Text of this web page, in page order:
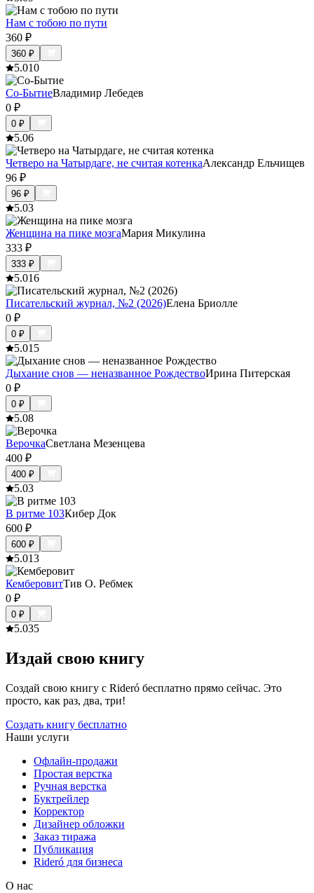
Нам с тобою по пути
360 ₽
360 ₽
5.010
Со-БытиеВладимир Лебедев
0 ₽
0 ₽
5.06
Четверо на Чатырдаге, не считая котенкаАлександр Ельчищев
96 ₽
96 ₽
5.03
Женщина на пике мозгаМария Микулина
333 ₽
333 ₽
5.016
Писательский журнал, №2 (2026)Елена Бриолле
0 ₽
0 ₽
5.015
Дыхание снов — неназванное РождествоИрина Питерская
0 ₽
0 ₽
5.08
ВерочкаСветлана Мезенцева
400 ₽
400 ₽
5.03
В ритме 103Кибер Док
600 ₽
600 ₽
5.013
КемберовитТив О. Ребмек
0 ₽
0 ₽
5.035
Издай свою книгу
Создай свою книгу с Rideró бесплатно прямо сейчас. Это
просто, как раз, два, три!
Создать книгу бесплатно
Наши услуги
Офлайн-продажи
Простая верстка
Ручная верстка
Буктрейлер
Корректор
Дизайнер обложки
Заказ тиража
Публикация
Rideró для бизнеса
О нас